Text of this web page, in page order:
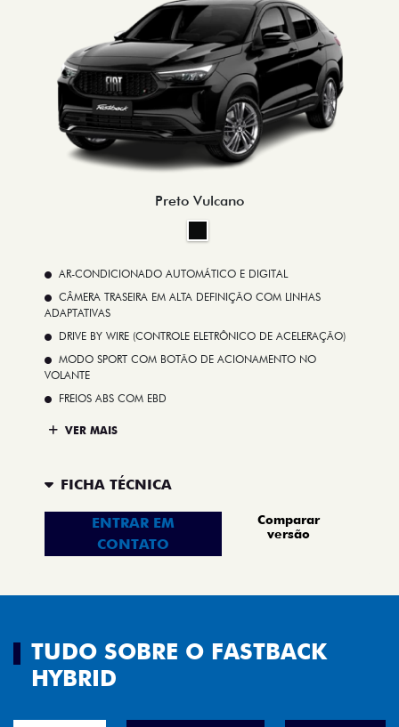
Preto Vulcano
AR-CONDICIONADO AUTOMÁTICO E DIGITAL
CÂMERA TRASEIRA EM ALTA DEFINIÇÃO COM LINHAS
ADAPTATIVAS
DRIVE BY WIRE (CONTROLE ELETRÔNICO DE ACELERAÇÃO)
MODO SPORT COM BOTÃO DE ACIONAMENTO NO
VOLANTE
FREIOS ABS COM EBD
VER MAIS
FICHA TÉCNICA
ENTRAR EM
CONTATO
Comparar
versão
TUDO SOBRE O FASTBACK
HYBRID